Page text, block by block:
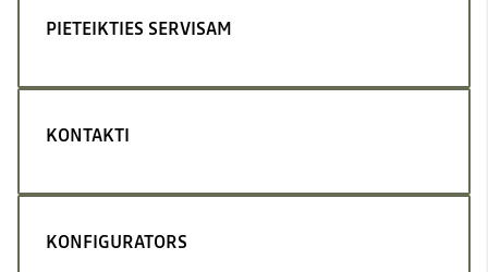
PIETEIKTIES SERVISAM
KONTAKTI
KONFIGURATORS